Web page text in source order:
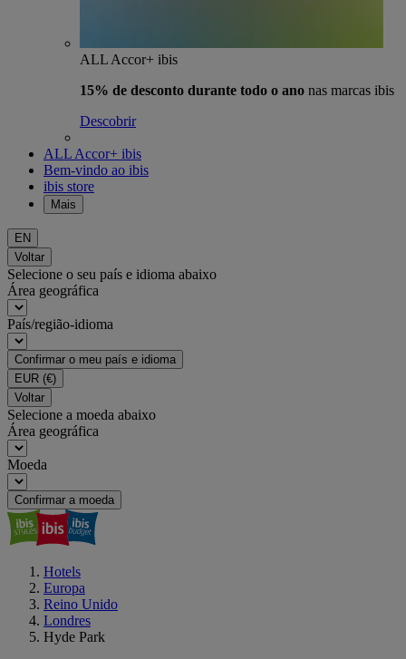
ALL Accor+ ibis
15% de desconto durante todo o ano nas marcas ibis
Descobrir
ALL Accor+ ibis
Bem-vindo ao ibis
ibis store
Mais
EN
Voltar
Selecione o seu país e idioma abaixo
Área geográfica
País/região-idioma
Confirmar o meu país e idioma
EUR (€)
Voltar
Selecione a moeda abaixo
Área geográfica
Moeda
Confirmar a moeda
Hotels
Europa
Reino Unido
Londres
Hyde Park